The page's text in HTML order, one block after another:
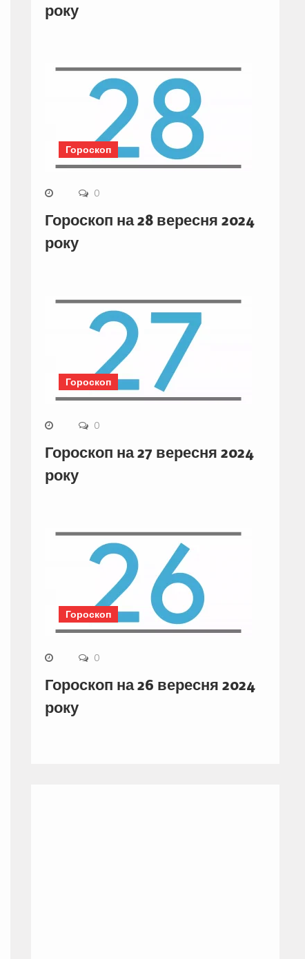
року
Гороскоп
0
Гороскоп на 28 вересня 2024
року
Гороскоп
0
Гороскоп на 27 вересня 2024
року
Гороскоп
0
Гороскоп на 26 вересня 2024
року